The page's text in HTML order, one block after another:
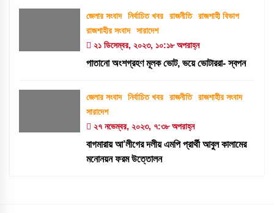
জেলার সংবাদ নির্বাচিত খবর রাজনীতি
রাজশাহী বিভাগ
রাজশাহীর সংবাদ
সারাদেশ
২১ ডিসেম্বর, ২০২৩, ১০:১৮ অপরাহ্ন
পাতানো অংশগ্রহণ মূলক ভোট, ভয়ে ভোটাররা- স্বপন
জেলার সংবাদ নির্বাচিত খবর রাজনীতি
রাজশাহীর সংবাদ
সারাদেশ
২৭ নভেম্বর, ২০২৩, ৭:৩৮ অপরাহ্ন
বাগমারায় আ’লীগের দলীয় এমপি প্রার্থী আবুল কালামের
মনোনয়ন ফরম উত্তোলন